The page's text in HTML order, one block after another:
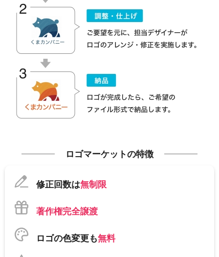
ロゴマーケットの特徴
修正回数は無制限
著作権完全譲渡
ロゴの色変更も無料